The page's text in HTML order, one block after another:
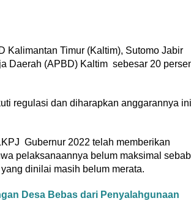
Kalimantan Timur (Kaltim), Sutomo Jabir
Daerah (APBD) Kaltim sebesar 20
regulasi dan diharapkan anggarannya ini
Gubernur 2022 telah memberikan
pelaksanaannya belum maksimal sebab
dinilai masih belum merata.
Desa Bebas dari Penyalahgunaan